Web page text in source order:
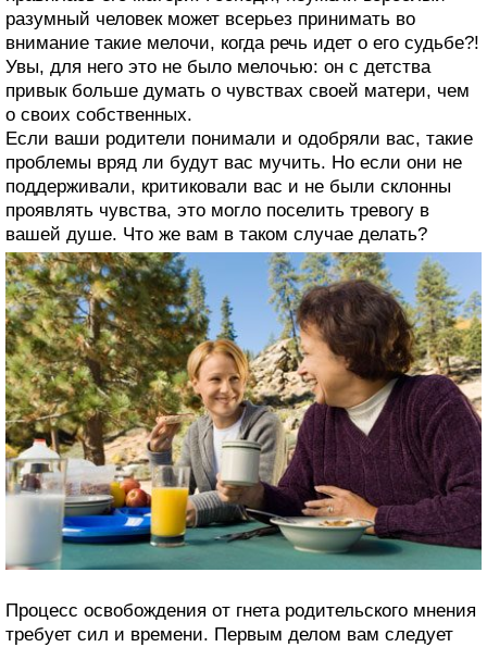
разумный человек может всерьез принимать во
внимание такие мелочи, когда речь идет о его судьбе?!
Увы, для него это не было мелочью: он с детства
привык больше думать о чувствах своей матери, чем
о своих собственных.
Если ваши родители понимали и одобряли вас, такие
проблемы вряд ли будут вас мучить. Но если они не
поддерживали, критиковали вас и не были склонны
проявлять чувства, это могло поселить тревогу в
вашей душе. Что же вам в таком случае делать?
Процесс освобождения от гнета родительского мнения
требует сил и времени. Первым делом вам следует